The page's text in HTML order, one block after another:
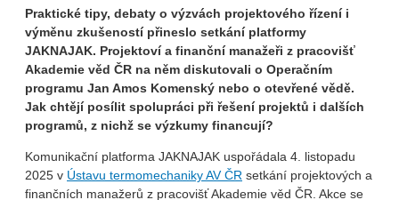
Praktické tipy, debaty o výzvách projektového řízení i
výměnu zkušeností přineslo setkání platformy
JAKNAJAK. Projektoví a finanční manažeři z pracovišť
Akademie věd ČR na něm diskutovali o Operačním
programu Jan Amos Komenský nebo o otevřené vědě.
Jak chtějí posílit spolupráci při řešení projektů i dalších
programů, z nichž se výzkumy financují?
Komunikační platforma JAKNAJAK uspořádala 4. listopadu
2025 v Ústavu termomechaniky AV ČR setkání projektových a
finančních manažerů z pracovišť Akademie věd ČR. Akce se